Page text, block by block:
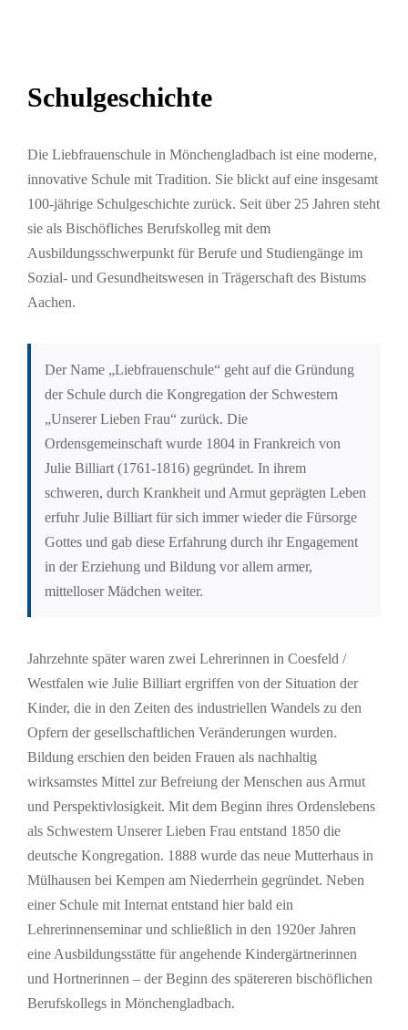
Schulgeschichte
Die Liebfrauenschule in Mönchengladbach ist eine moderne,
innovative Schule mit Tradition. Sie blickt auf eine insgesamt
100-jährige Schulgeschichte zurück. Seit über 25 Jahren steht
sie als Bischöfliches Berufskolleg mit dem
Ausbildungsschwerpunkt für Berufe und Studiengänge im
Sozial- und Gesundheitswesen in Trägerschaft des Bistums
Aachen.
Der Name „Liebfrauenschule“ geht auf die Gründung
der Schule durch die Kongregation der Schwestern
„Unserer Lieben Frau“ zurück. Die
Ordensgemeinschaft wurde 1804 in Frankreich von
Julie Billiart (1761-1816) gegründet. In ihrem
schweren, durch Krankheit und Armut geprägten Leben
erfuhr Julie Billiart für sich immer wieder die Fürsorge
Gottes und gab diese Erfahrung durch ihr Engagement
in der Erziehung und Bildung vor allem armer,
mittelloser Mädchen weiter.
Jahrzehnte später waren zwei Lehrerinnen in Coesfeld /
Westfalen wie Julie Billiart ergriffen von der Situation der
Kinder, die in den Zeiten des industriellen Wandels zu den
Opfern der gesellschaftlichen Veränderungen wurden.
Bildung erschien den beiden Frauen als nachhaltig
wirksamstes Mittel zur Befreiung der Menschen aus Armut
und Perspektivlosigkeit. Mit dem Beginn ihres Ordenslebens
als Schwestern Unserer Lieben Frau entstand 1850 die
deutsche Kongregation. 1888 wurde das neue Mutterhaus in
Mülhausen bei Kempen am Niederrhein gegründet. Neben
einer Schule mit Internat entstand hier bald ein
Lehrerinnenseminar und schließlich in den 1920er Jahren
eine Ausbildungsstätte für angehende Kindergärtnerinnen
und Hortnerinnen – der Beginn des spätereren bischöflichen
Berufskollegs in Mönchengladbach.